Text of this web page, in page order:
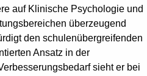
auf Klinische Psychologie und
überzeugend
den schulenübergreifenden
Ansatz in der
sieht er bei